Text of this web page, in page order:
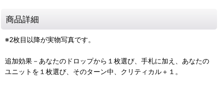
商品詳細
※2枚目以降が実物写真です。
追加効果－あなたのドロップから１枚選び、手札に加え、あなたの
ユニットを１枚選び、そのターン中、クリティカル＋１。